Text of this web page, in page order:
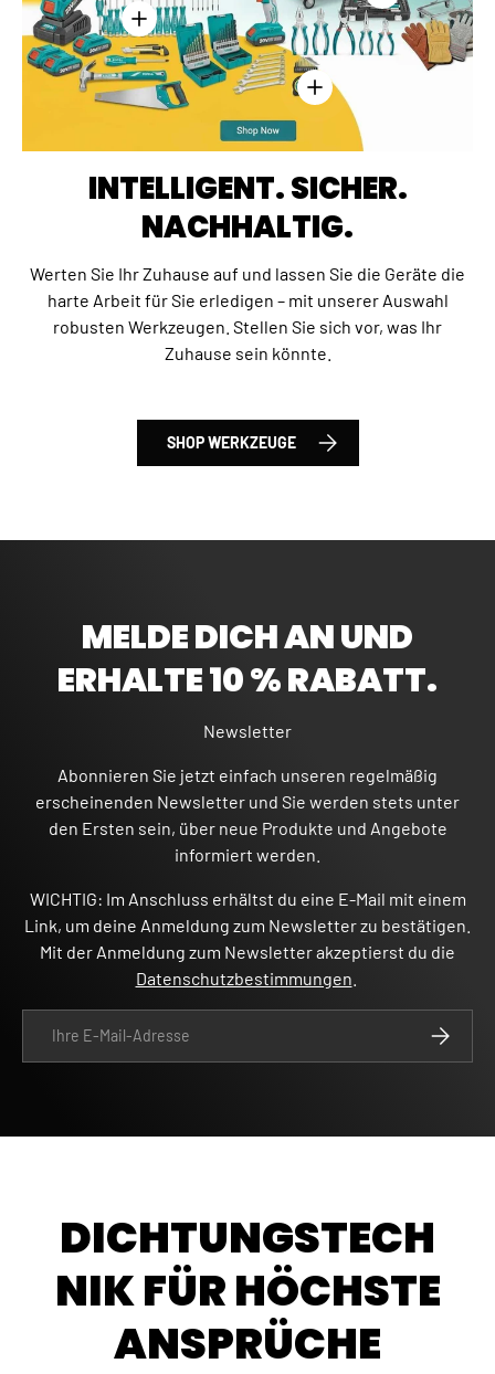
Einzelheiten anzeigen -
Einzelheiten anzeigen -
INTELLIGENT. SICHER.
NACHHALTIG.
Werten Sie Ihr Zuhause auf und lassen Sie die Geräte die
harte Arbeit für Sie erledigen – mit unserer Auswahl
robusten Werkzeugen. Stellen Sie sich vor, was Ihr
Zuhause sein könnte.
SHOP WERKZEUGE
MELDE DICH AN UND
ERHALTE 10 % RABATT.
Newsletter
Abonnieren Sie jetzt einfach unseren regelmäßig
erscheinenden Newsletter und Sie werden stets unter
den Ersten sein, über neue Produkte und Angebote
informiert werden.
WICHTIG: Im Anschluss erhältst du eine E-Mail mit einem
Link, um deine Anmeldung zum Newsletter zu bestätigen.
Mit der Anmeldung zum Newsletter akzeptierst du die
Datenschutzbestimmungen
DICHTUNGSTECH
NIK FÜR HÖCHSTE
ANSPRÜCHE